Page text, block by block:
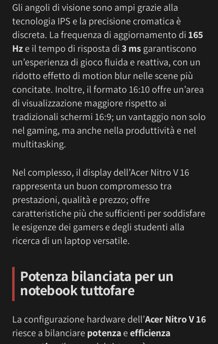
Gli angoli di visione sono ampi grazie alla
tecnologia IPS e la precisione cromatica è
discreta. La frequenza di aggiornamento di165
Hze il tempo di risposta di3 msgarantiscono
un’esperienza di gioco fluida e reattiva, con un
ridotto effetto di motion blur nelle scene più
concitate. Inoltre, il formato 16:10 offre un’area
di visualizzazione maggiore rispetto ai
tradizionali schermi 16:9; un vantaggio non solo
nel gaming, ma anche nella produttività e nel
multitasking.
Nel complesso, il display dell’Acer Nitro V 16
rappresenta un buon compromesso tra
prestazioni, qualità e prezzo; offre
caratteristiche più che sufficienti per soddisfare
le esigenze dei gamers e degli studenti alla
ricerca di un laptop versatile.
Potenza bilanciata per un
notebook tuttofare
La configurazione hardware dell’Acer Nitro V 16
riesce a bilanciare potenzaeefficienza